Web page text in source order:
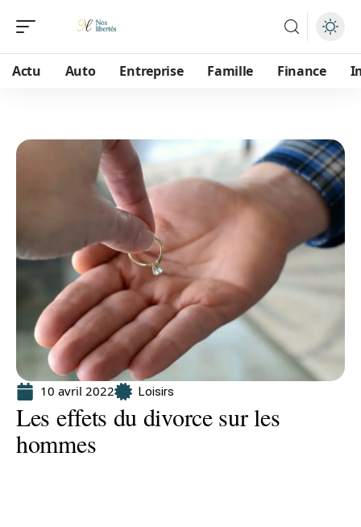
Actu Auto Entreprise Famille Finance
10 avril 2022 Loisirs
Les effets du divorce sur les
hommes